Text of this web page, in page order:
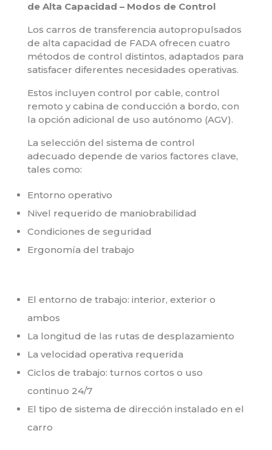
de Alta Capacidad – Modos de Control
Los carros de transferencia autopropulsados
de alta capacidad de FADA ofrecen cuatro
métodos de control distintos, adaptados para
satisfacer diferentes necesidades operativas.
Estos incluyen control por cable, control
remoto y cabina de conducción a bordo, con
la opción adicional de uso autónomo (AGV).
La selección del sistema de control
adecuado depende de varios factores clave,
tales como:
Entorno operativo
Nivel requerido de maniobrabilidad
Condiciones de seguridad
Ergonomía del trabajo
El entorno de trabajo: interior, exterior o
ambos
La longitud de las rutas de desplazamiento
La velocidad operativa requerida
Ciclos de trabajo: turnos cortos o uso
continuo 24/7
El tipo de sistema de dirección instalado en el
carro